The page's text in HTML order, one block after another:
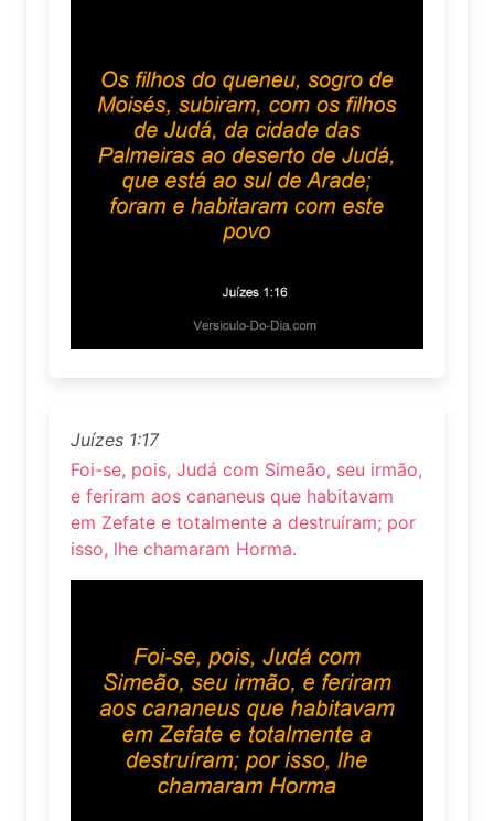
Juízes 1:17
Foi-se, pois, Judá com Simeão, seu irmão,
e feriram aos cananeus que habitavam
em Zefate e totalmente a destruíram; por
isso, lhe chamaram Horma.